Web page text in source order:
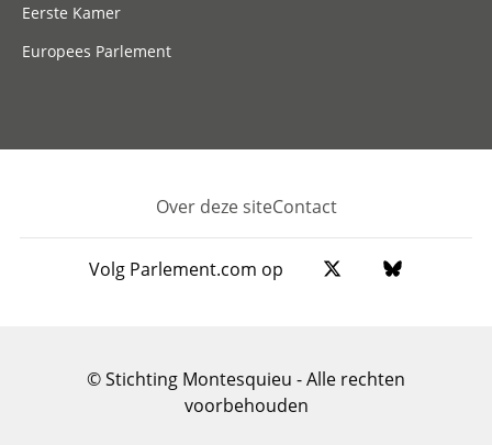
Eerste Kamer
Europees Parlement
Footer
Over deze siteContact
Volg Parlement.com op
© Stichting Montesquieu - Alle rechten
voorbehouden